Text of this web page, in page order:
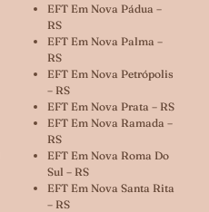
EFT Em Nova Pádua –
RS
EFT Em Nova Palma –
RS
EFT Em Nova Petrópolis
– RS
EFT Em Nova Prata – RS
EFT Em Nova Ramada –
RS
EFT Em Nova Roma Do
Sul – RS
EFT Em Nova Santa Rita
– RS